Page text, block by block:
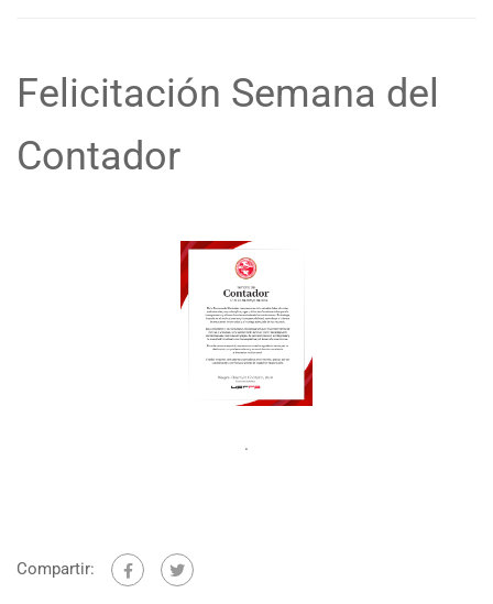
Felicitación Semana del
Contador
.
Compartir: